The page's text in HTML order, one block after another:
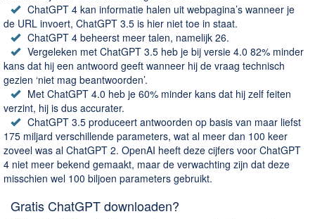
ChatGPT 4 kan informatie halen uit webpagina’s wanneer je
de URL invoert, ChatGPT 3.5 is hier niet toe in staat.
ChatGPT 4 beheerst meer talen, namelijk 26.
Vergeleken met ChatGPT 3.5 heb je bij versie 4.0 82% minder
kans dat hij een antwoord geeft wanneer hij de vraag technisch
gezien ‘niet mag beantwoorden’.
Met ChatGPT 4.0 heb je 60% minder kans dat hij zelf feiten
verzint, hij is dus accurater.
ChatGPT 3.5 produceert antwoorden op basis van maar liefst
175 miljard verschillende parameters, wat al meer dan 100 keer
zoveel was al ChatGPT 2. OpenAI heeft deze cijfers voor ChatGPT
4 niet meer bekend gemaakt, maar de verwachting zijn dat deze
misschien wel 100 biljoen parameters gebruikt.
Gratis ChatGPT downloaden?